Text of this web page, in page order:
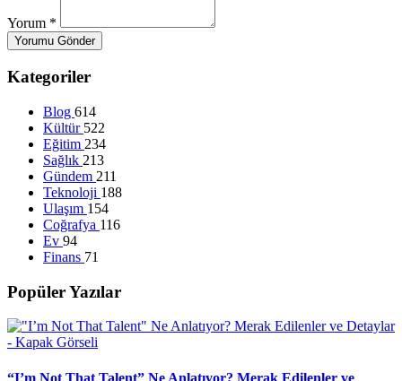
Yorum *
Yorumu Gönder
Kategoriler
Blog 614
Kültür 522
Eğitim 234
Sağlık 213
Gündem 211
Teknoloji 188
Ulaşım 154
Coğrafya 116
Ev 94
Finans 71
Popüler Yazılar
“I’m Not That Talent” Ne Anlatıyor? Merak Edilenler ve